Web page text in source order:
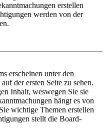
erstellen
werden von der
erscheinen unter den
der ersten Seite zu sehen.
Inhalt, weswegen Sie sie
hängt es von
wichtige Themen erstellen
stellt die Board-